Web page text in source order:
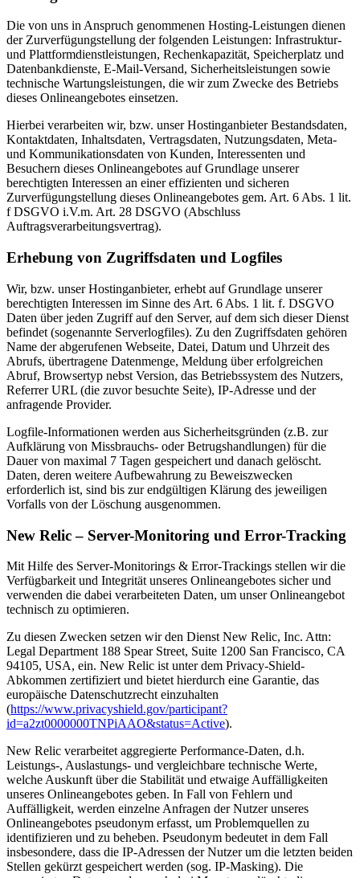
Die von uns in Anspruch genommenen Hosting-Leistungen dienen
der Zurverfügungstellung der folgenden Leistungen: Infrastruktur-
und Plattformdienstleistungen, Rechenkapazität, Speicherplatz und
Datenbankdienste, E-Mail-Versand, Sicherheitsleistungen sowie
technische Wartungsleistungen, die wir zum Zwecke des Betriebs
dieses Onlineangebotes einsetzen.
Hierbei verarbeiten wir, bzw. unser Hostinganbieter Bestandsdaten,
Kontaktdaten, Inhaltsdaten, Vertragsdaten, Nutzungsdaten, Meta-
und Kommunikationsdaten von Kunden, Interessenten und
Besuchern dieses Onlineangebotes auf Grundlage unserer
berechtigten Interessen an einer effizienten und sicheren
Zurverfügungstellung dieses Onlineangebotes gem. Art. 6 Abs. 1 lit.
f DSGVO i.V.m. Art. 28 DSGVO (Abschluss
Auftragsverarbeitungsvertrag).
Erhebung von Zugriffsdaten und Logfiles
Wir, bzw. unser Hostinganbieter, erhebt auf Grundlage unserer
berechtigten Interessen im Sinne des Art. 6 Abs. 1 lit. f. DSGVO
Daten über jeden Zugriff auf den Server, auf dem sich dieser Dienst
befindet (sogenannte Serverlogfiles). Zu den Zugriffsdaten gehören
Name der abgerufenen Webseite, Datei, Datum und Uhrzeit des
Abrufs, übertragene Datenmenge, Meldung über erfolgreichen
Abruf, Browsertyp nebst Version, das Betriebssystem des Nutzers,
Referrer URL (die zuvor besuchte Seite), IP-Adresse und der
anfragende Provider.
Logfile-Informationen werden aus Sicherheitsgründen (z.B. zur
Aufklärung von Missbrauchs- oder Betrugshandlungen) für die
Dauer von maximal 7 Tagen gespeichert und danach gelöscht.
Daten, deren weitere Aufbewahrung zu Beweiszwecken
erforderlich ist, sind bis zur endgültigen Klärung des jeweiligen
Vorfalls von der Löschung ausgenommen.
New Relic – Server-Monitoring und Error-Tracking
Mit Hilfe des Server-Monitorings & Error-Trackings stellen wir die
Verfügbarkeit und Integrität unseres Onlineangebotes sicher und
verwenden die dabei verarbeiteten Daten, um unser Onlineangebot
technisch zu optimieren.
Zu diesen Zwecken setzen wir den Dienst New Relic, Inc. Attn:
Legal Department 188 Spear Street, Suite 1200 San Francisco, CA
94105, USA, ein. New Relic ist unter dem Privacy-Shield-
Abkommen zertifiziert und bietet hierdurch eine Garantie, das
europäische Datenschutzrecht einzuhalten
(https://www.privacyshield.gov/participant?
id=a2zt0000000TNPiAAO&status=Active).
New Relic verarbeitet aggregierte Performance-Daten, d.h.
Leistungs-, Auslastungs- und vergleichbare technische Werte,
welche Auskunft über die Stabilität und etwaige Auffälligkeiten
unseres Onlineangebotes geben. In Fall von Fehlern und
Auffälligkeit, werden einzelne Anfragen der Nutzer unseres
Onlineangebotes pseudonym erfasst, um Problemquellen zu
identifizieren und zu beheben. Pseudonym bedeutet in dem Fall
insbesondere, dass die IP-Adressen der Nutzer um die letzten beiden
Stellen gekürzt gespeichert werden (sog. IP-Masking). Die